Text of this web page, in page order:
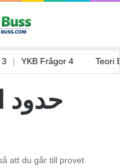
3 YKB Frågor 4
حدود
att du går till provet